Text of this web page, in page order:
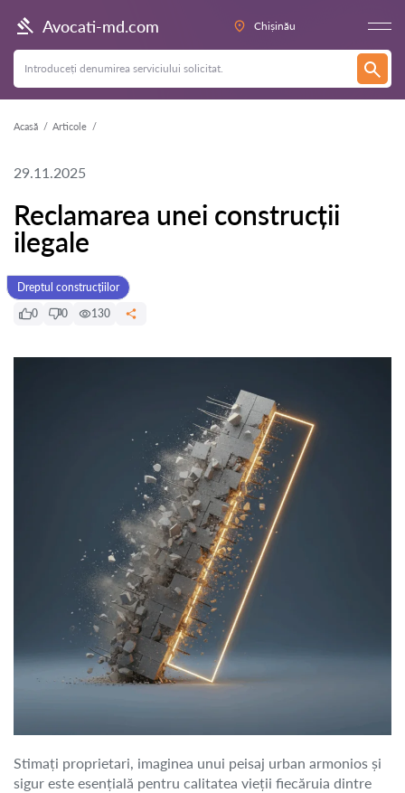
Avocati-md.com Chișinău
Acasă Articole
29.11.2025
Reclamarea unei construcții
ilegale
Dreptul construcțiilor
0
0 130
Stimați proprietari, imaginea unui peisaj urban armonios și
sigur este esențială pentru calitatea vieții fiecăruia dintre